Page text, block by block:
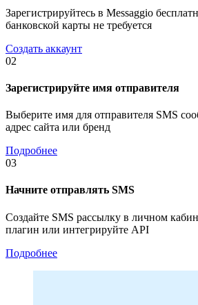
Зарегистрируйтесь в Messaggio
банковской карты не требуется
Создать аккаунт
02
Зарегистрируйте имя отправителя
Выберите имя для отправителя SMS
адрес сайта или бренд
Подробнее
03
Начните отправлять SMS
Создайте SMS рассылку в личном
плагин или интегрируйте API
Подробнее